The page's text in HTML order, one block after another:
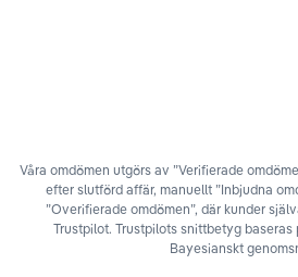
Våra omdömen utgörs av ”Verifierade
efter slutförd affär, manuellt ”Inbjudna
”Overifierade omdömen”, där kunder
Trustpilot. Trustpilots snittbetyg
Bayesianskt